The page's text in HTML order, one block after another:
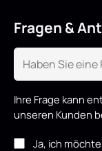
Fragen &
Ihre Frage kann
unseren Kunden
Ja, ich